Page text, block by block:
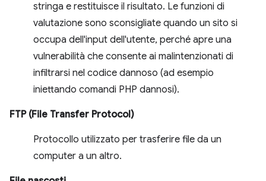
stringa e restituisce il risultato. Le funzioni di
valutazione sono sconsigliate quando un sito si
occupa dell'input dell'utente, perché apre una
vulnerabilità che consente ai malintenzionati di
infiltrarsi nel codice dannoso (ad esempio
iniettando comandi PHP dannosi).
FTP (File Transfer Protocol)
Protocollo utilizzato per trasferire file da un
computer a un altro.